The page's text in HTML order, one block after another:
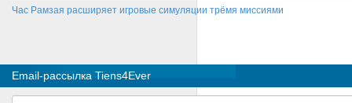
Час Рамзая расширяет игровые симуляции трёмя миссиями
Email-рассылка Tiens4Ever